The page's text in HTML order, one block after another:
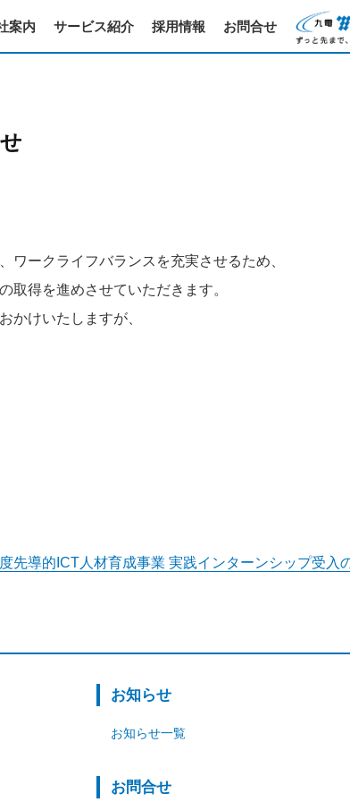
案内 サービス紹介 採用情報 お問合せ
ークライフバランスを充実させるため、
取得を進めさせていただきます。
かけいたしますが、
先導的ICT人材育成事業 実践インターンシップ受入
お知らせ
お知らせ一覧
お問合せ